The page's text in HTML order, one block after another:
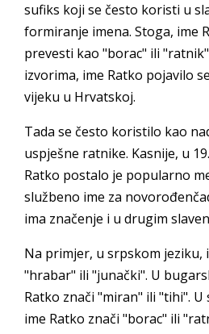
sufiks koji se često koristi u
formiranje imena. Stoga, ime
prevesti kao "borac" ili
izvorima, ime Ratko pojavilo
vijeku u Hrvatskoj.
Tada se često koristilo kao
uspješne ratnike. Kasnije, u
Ratko postalo je popularno
službeno ime za
ima značenje i u drugim
Na primjer, u srpskom jeziku,
"hrabar" ili "junački". U
Ratko znači "miran" ili "tihi". U
ime Ratko znači "borac" ili